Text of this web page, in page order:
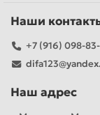
Наши
+7 (916) 098-
Наш адрес